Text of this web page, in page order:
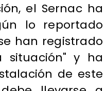
el Sernac ha
lo reportado
han registrado
situación" y ha
de este